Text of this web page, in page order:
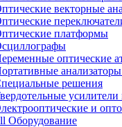
векторные
платформы
оптические
анализаторы
решения
и
Оборудование